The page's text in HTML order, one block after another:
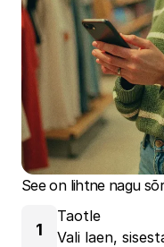
See on lihtne nagu
1
Taotle
Vali laen,